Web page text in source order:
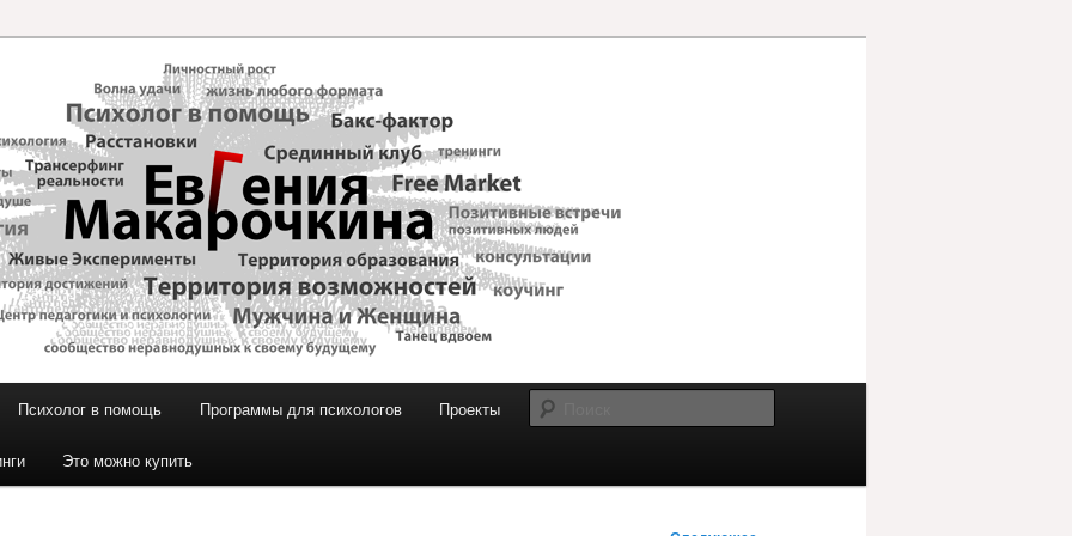
Макарочкиной
Психолог в помощь Программы для психологов Проекты
Это можно купить